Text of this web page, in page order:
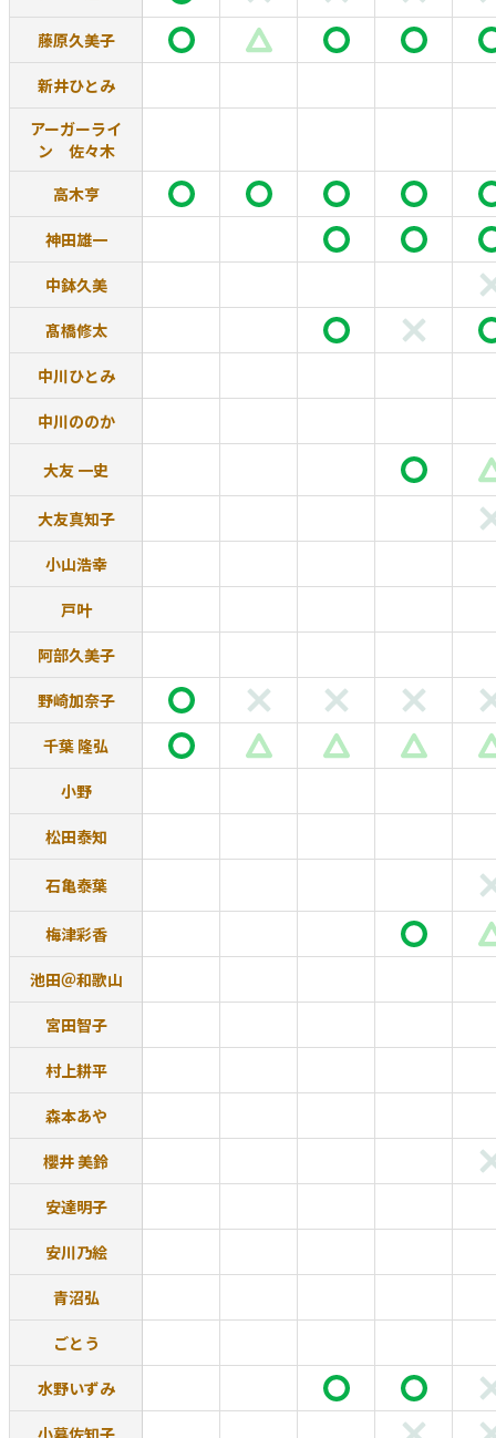
藤原久美子
新井ひとみ
アーガーライ
ン 佐々木
高木亨
神田雄一
中鉢久美
髙橋修太
中川ひとみ
中川ののか
大友 一史
大友真知子
小山浩幸
戸叶
阿部久美子
野崎加奈子
千葉 隆弘
小野
松田泰知
石亀泰葉
梅津彩香
池田＠和歌山
宮田智子
村上耕平
森本あや
櫻井 美鈴
安達明子
安川乃絵
青沼弘
ごとう
水野いずみ
小暮佐知子